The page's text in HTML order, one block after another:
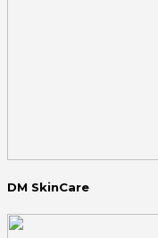
DM SkinCare